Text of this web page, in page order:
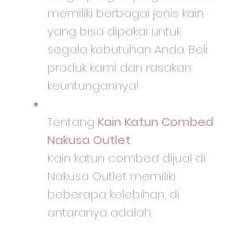
memiliki berbagai jenis kain
yang bisa dipakai untuk
segala kebutuhan Anda. Beli
produk kami dan rasakan
keuntungannya!
Tentang Kain Katun Combed
Nakusa Outlet
Kain katun combed dijual di
Nakusa Outlet memiliki
beberapa kelebihan, di
antaranya adalah: